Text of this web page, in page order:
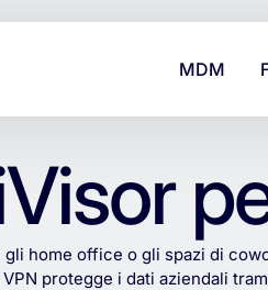
MDM
gli home office o gli spazi di
VPN protegge i dati aziendali